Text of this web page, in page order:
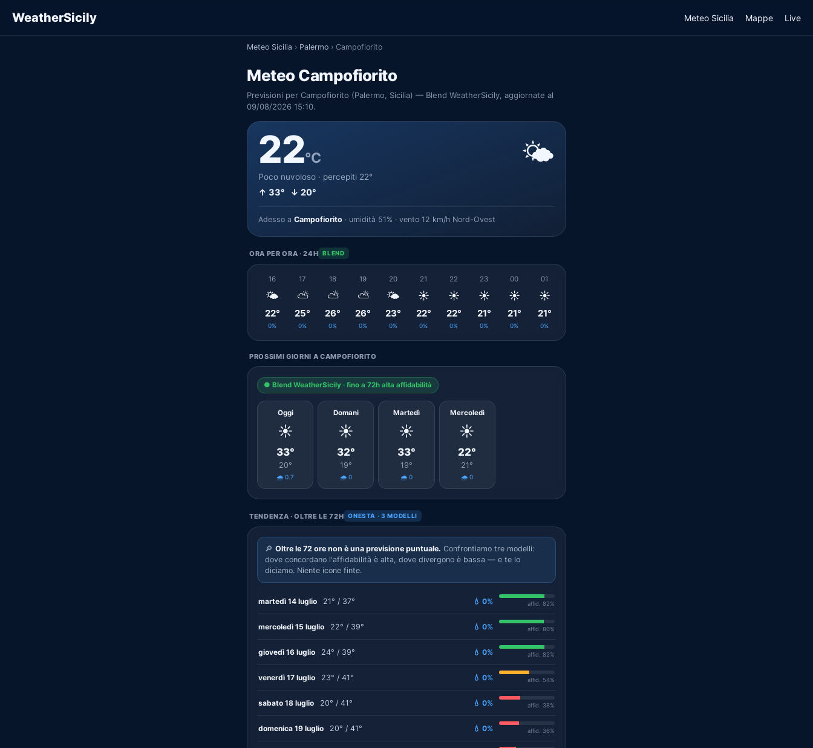
WeatherSicily Meteo Sicilia Mappe Live
Meteo Sicilia › Palermo › Campofiorito
Meteo Campofiorito
Previsioni per Campofiorito (Palermo, Sicilia) — Blend WeatherSicily, aggiornate al
09/08/2026 15:10.
22°C
Poco nuvoloso · percepiti 22°
↑ 33° ↓ 20°
🌤️
Adesso a Campofiorito · umidità 51% · vento 12 km/h Nord-Ovest
ORA PER ORA · 24H BLEND
16
🌤️
22°
0%
17
⛅
25°
0%
18
⛅
26°
0%
19
⛅
26°
0%
20
🌤️
23°
0%
21
☀️
22°
0%
22
☀️
22°
0%
23
☀️
21°
0%
00
☀️
21°
0%
01
☀️
21°
0%
PROSSIMI GIORNI A CAMPOFIORITO
● Blend WeatherSicily · fino a 72h alta affidabilità
Oggi
☀️
33°
20°
🌧️ 0.7
Domani
☀️
32°
19°
🌧️ 0
Martedì
☀️
33°
19°
🌧️ 0
Mercoledì
☀️
22°
21°
🌧️ 0
TENDENZA · OLTRE LE 72H ONESTA · 3 MODELLI
🔎 Oltre le 72 ore non è una previsione puntuale. Confrontiamo tre modelli:
dove concordano l'affidabilità è alta, dove divergono è bassa — e te lo
diciamo. Niente icone finte.
martedì 14 luglio 21° / 37° 💧 0% affid. 82%
mercoledì 15 luglio 22° / 39° 💧 0% affid. 80%
giovedì 16 luglio 24° / 39° 💧 0% affid. 82%
venerdì 17 luglio 23° / 41° 💧 0% affid. 54%
sabato 18 luglio 20° / 41° 💧 0% affid. 38%
domenica 19 luglio 20° / 41° 💧 0% affid. 36%